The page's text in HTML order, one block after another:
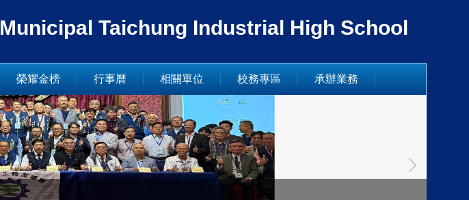
Taichung Industrial High School
榮耀金榜 行事曆 相關單位 校務專區 承辦業務